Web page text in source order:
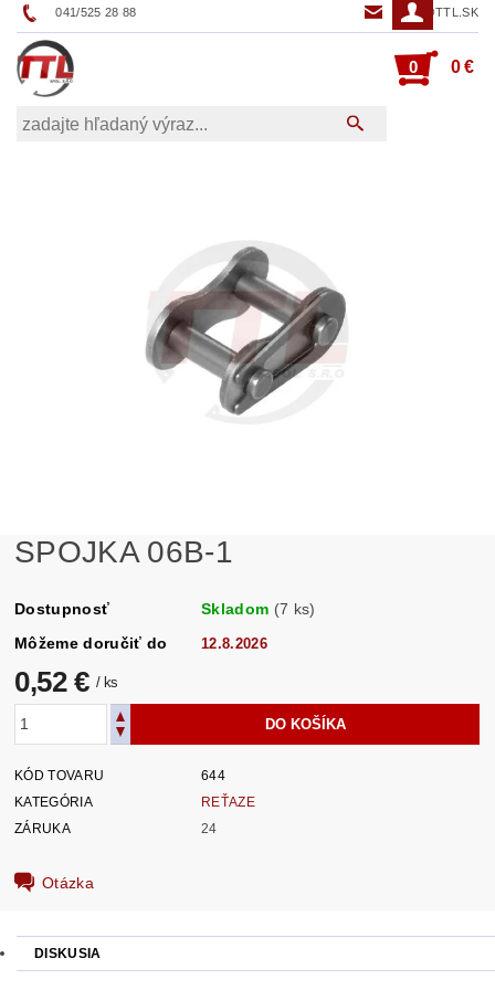
041/525 28 88 TTL@TTL.SK
0 0 €
SPOJKA 06B-1
Dostupnosť Skladom (7 ks)
Môžeme doručiť do
12.8.2026
0,52 € / ks
KÓD TOVARU
644
KATEGÓRIA
REŤAZE
ZÁRUKA
24
Otázka
DISKUSIA